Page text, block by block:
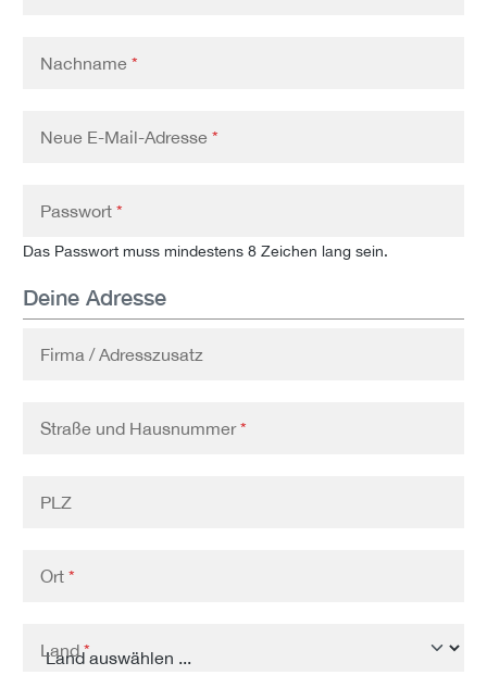
Nachname *
Neue E-Mail-Adresse *
Passwort *
Das Passwort muss mindestens 8 Zeichen lang sein.
Deine Adresse
Firma / Adresszusatz
Straße und Hausnummer*
PLZ
Ort *
Land*